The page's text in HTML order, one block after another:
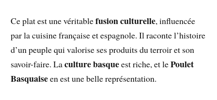
Ce plat est une véritablefusion culturelle, influencée
par la cuisine française et espagnole. Il raconte l’histoire
d’un peuple qui valorise ses produits du terroir et son
savoir-faire. Laculture basqueest riche, et lePoulet
Basquaiseen est une belle représentation.